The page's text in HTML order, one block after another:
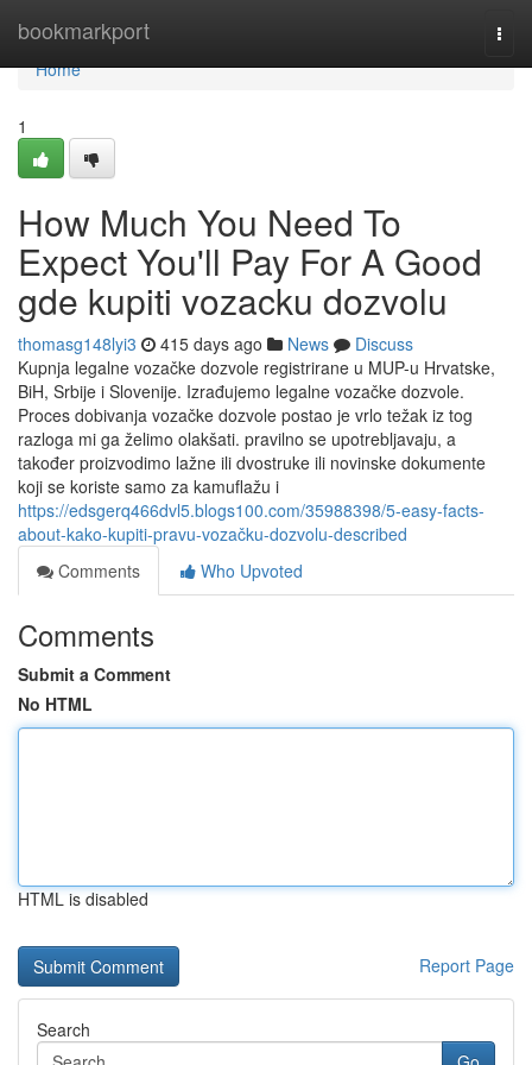
bookmarkport
Home
Home
1
How Much You Need To
Expect You'll Pay For A Good
gde kupiti vozacku dozvolu
thomasg148lyi3 415 days ago News
Discuss
Kupnja legalne vozačke dozvole registrirane u MUP-u Hrvatske,
BiH, Srbije i Slovenije. Izrađujemo legalne vozačke dozvole.
Proces dobivanja vozačke dozvole postao je vrlo težak iz tog
razloga mi ga želimo olakšati. pravilno se upotrebljavaju, a
također proizvodimo lažne ili dvostruke ili novinske dokumente
koji se koriste samo za kamuflažu i
https://edsgerq466dvl5.blogs100.com/35988398/5-easy-facts-
about-kako-kupiti-pravu-vozačku-dozvolu-described
Comments
Who Upvoted
Comments
Submit a Comment
No HTML
HTML is disabled
Report Page
Search